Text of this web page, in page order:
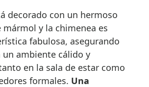
decorado con un hermoso
mármol y la chimenea es
fabulosa, asegurando
un ambiente cálido y
en la sala de estar como
formales. Una